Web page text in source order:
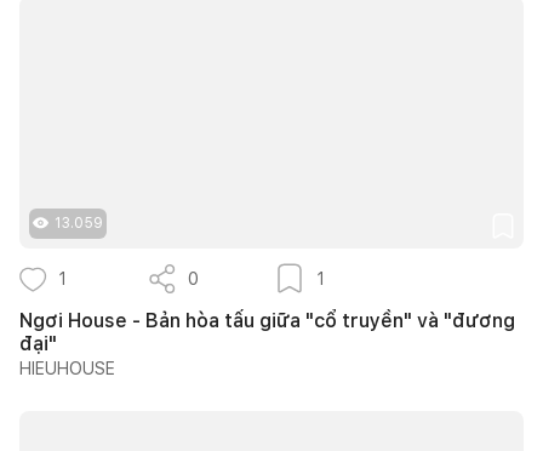
13.059
1 0 1
Ngơi House - Bản hòa tấu giữa "cổ truyền" và "đương
đại"
HIEUHOUSE